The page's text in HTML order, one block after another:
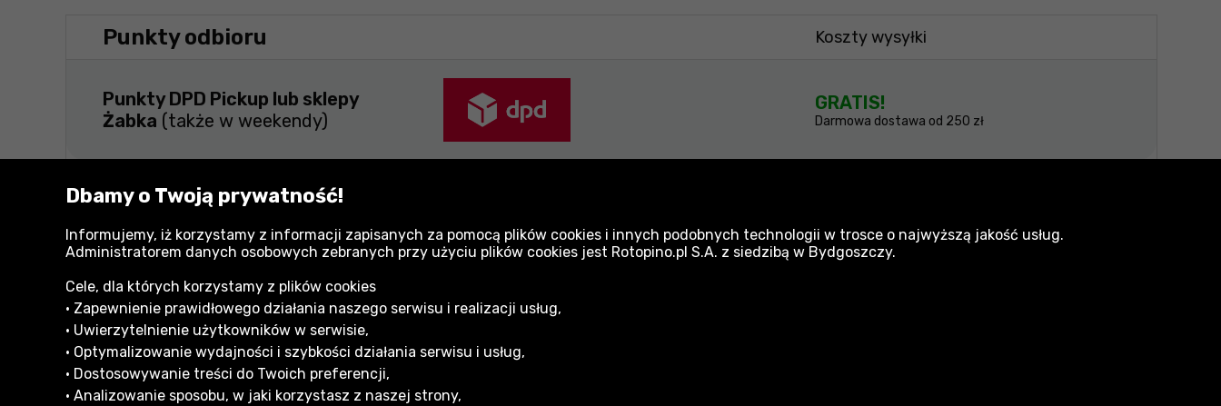
Punkty odbioru Koszty wysyłki
Punkty DPD Pickup lub sklepy
Żabka (także w weekendy)
GRATIS!
Darmowa dostawa od 250 zł
Zapewniamy, że wysyłane przez nas przesyłki pakowane są z najwyższą dbałością. Dokładamy wszelkich starań, aby produkty były
odpowiednio zabezpieczone na czas transportu.
Informacje dla Klienta
Dbamy o Twoją prywatność!
Informujemy, iż korzystamy z informacji zapisanych za pomocą plików cookies i innych podobnych technologii w trosce o najwyższą jakość usług.
Administratorem danych osobowych zebranych przy użyciu plików cookies jest Rotopino.pl S.A. z siedzibą w Bydgoszczy.
Cele, dla których korzystamy z plików cookies
• Zapewnienie prawidłowego działania naszego serwisu i realizacji usług,
• Uwierzytelnienie użytkowników w serwisie,
• Optymalizowanie wydajności i szybkości działania serwisu i usług,
• Dostosowywanie treści do Twoich preferencji,
• Analizowanie sposobu, w jaki korzystasz z naszej strony,